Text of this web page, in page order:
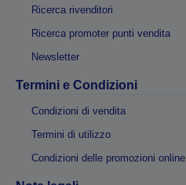
Ricerca rivenditori
Ricerca promoter punti vendita
Newsletter
Termini e Condizioni
Condizioni di vendita
Termini di utilizzo
Condizioni delle promozioni online